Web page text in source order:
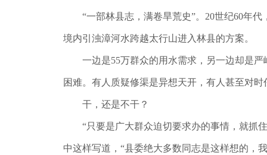
“一部林县志，满卷旱荒史”。20世纪60年代
境内引浊漳河水跨越太行山进入林县的方案。
一边是55万群众的用水需求，另一边却是严
困难。有人质疑修渠是异想天开，有人甚至对
干，还是不干？
“只要是广大群众迫切要求办的事情，就抓住
中这样写道，“县委绝大多数同志是这样想的，